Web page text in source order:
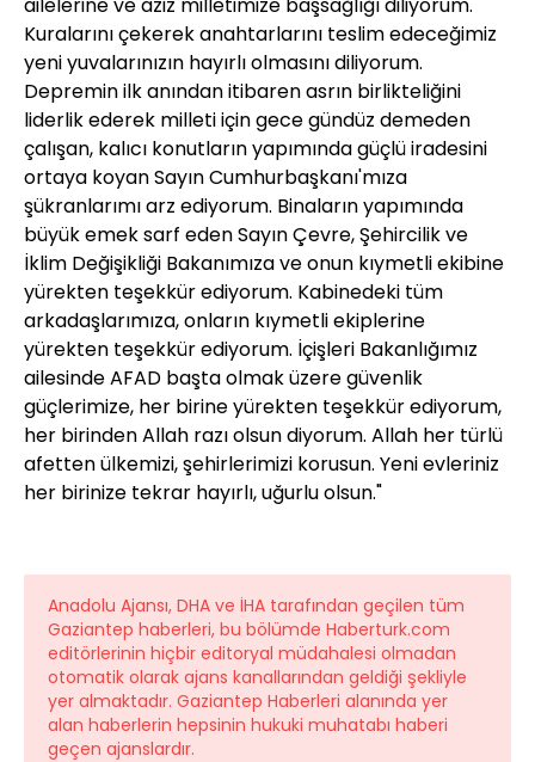
Kuralarını çekerek anahtarlarını teslim edeceğimiz
yeni yuvalarınızın hayırlı olmasını diliyorum.
Depremin ilk anından itibaren asrın birlikteliğini
liderlik ederek milleti için gece gündüz demeden
çalışan, kalıcı konutların yapımında güçlü iradesini
ortaya koyan Sayın Cumhurbaşkanı'mıza
şükranlarımı arz ediyorum. Binaların yapımında
büyük emek sarf eden Sayın Çevre, Şehircilik ve
İklim Değişikliği Bakanımıza ve onun kıymetli ekibine
yürekten teşekkür ediyorum. Kabinedeki tüm
arkadaşlarımıza, onların kıymetli ekiplerine
yürekten teşekkür ediyorum. İçişleri Bakanlığımız
ailesinde AFAD başta olmak üzere güvenlik
güçlerimize, her birine yürekten teşekkür ediyorum,
her birinden Allah razı olsun diyorum. Allah her türlü
afetten ülkemizi, şehirlerimizi korusun. Yeni evleriniz
her birinize tekrar hayırlı, uğurlu olsun."
Anadolu Ajansı, DHA ve İHA tarafından geçilen tüm
Gaziantep haberleri, bu bölümde Haberturk.com
editörlerinin hiçbir editoryal müdahalesi olmadan
otomatik olarak ajans kanallarından geldiği şekliyle
yer almaktadır. Gaziantep Haberleri alanında yer
alan haberlerin hepsinin hukuki muhatabı haberi
geçen ajanslardır.